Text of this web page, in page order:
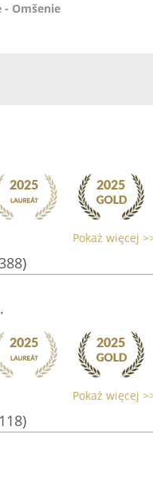
- Omšenie
Pokaż więcej
Pokaż więcej